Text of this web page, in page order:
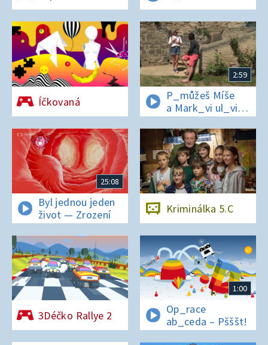
Íčkovaná
2:59
P_můžeš Míše
a Mark_vi ul_vit
hesl_ na zámku
v Nelahezevsi?
25:08
Byl jednou jeden
život — Zrození
Kriminálka 5.C
3Déčko Rallye 2
1:00
Op_race
ab_ceda – Pšššt!